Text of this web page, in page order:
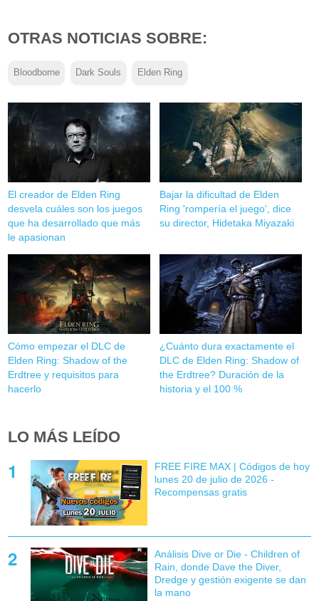
OTRAS NOTICIAS SOBRE:
Bloodborne Dark Souls Elden Ring
El creador de Elden Ring
desvela cuáles son los juegos
que ha desarrollado que más
le apasionan
Bajar la dificultad de Elden
Ring 'rompería el juego', dice
su director, Hidetaka Miyazaki
Cómo empezar el DLC de
Elden Ring: Shadow of the
Erdtree y requisitos para
hacerlo
¿Cuánto dura exactamente el
DLC de Elden Ring: Shadow of
the Erdtree? Duración de la
historia y el 100 %
LO MÁS LEÍDO
FREE FIRE MAX | Códigos de hoy
lunes 20 de julio de 2026 -
Recompensas gratis
Análisis Dive or Die - Children of
Rain, donde Dave the Diver,
Dredge y gestión exigente se dan
la mano